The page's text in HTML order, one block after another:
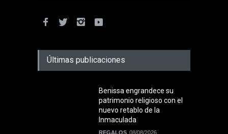
Últimas publicaciones
Benissa engrandece su
patrimonio religioso con el
nuevo retablo de la
Inmaculada
REGALOS 08/08/2026